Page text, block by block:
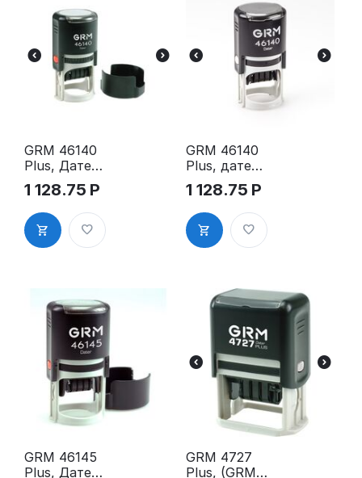
GRM 46140
Plus, Датер
с полем для
текста, д. 40
мм
1 128.75 Р
GRM 46140
Plus, датер
с полем для
текста, д. 40
мм, цифр.
1 128.75 Р
GRM 46145
Plus, Датер
GRM 4727
Plus, (GRM